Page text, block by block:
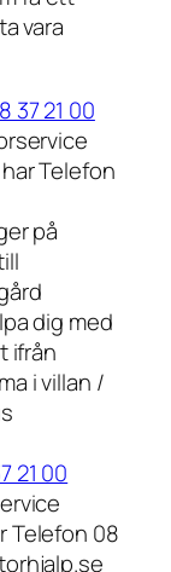
vara
37 21 00
Telefon
på
dig med
ifrån
i villan /
21 00
Telefon 08